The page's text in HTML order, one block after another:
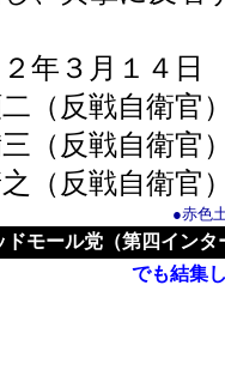
年３月１４日
（反戦自衛官
（反戦自衛官
（反戦自衛官
●赤色
ドモール党（第四イン
でも結集